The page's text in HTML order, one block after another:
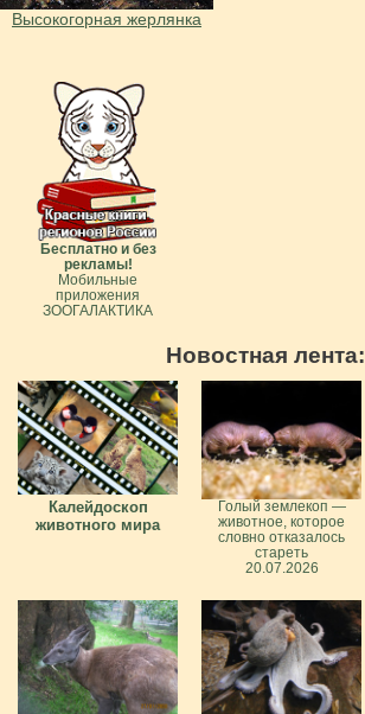
Высокогорная жерлянка
Бесплатно и без
рекламы!
Мобильные
приложения
ЗООГАЛАКТИКА
Новостная лента:
Калейдоскоп
животного мира
Голый землекоп —
животное, которое
словно отказалось
стареть
20.07.2026